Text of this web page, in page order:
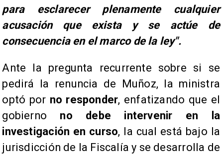
para esclarecer plenamente cualquier
acusación que exista y se actúe de
consecuencia en el marco de la ley".
​Ante la pregunta recurrente sobre si se
pedirá la renuncia de Muñoz, la ministra
optó por no responder, enfatizando que el
gobierno no debe intervenir en la
investigación en curso, la cual está bajo la
jurisdicción de la Fiscalía y se desarrolla de